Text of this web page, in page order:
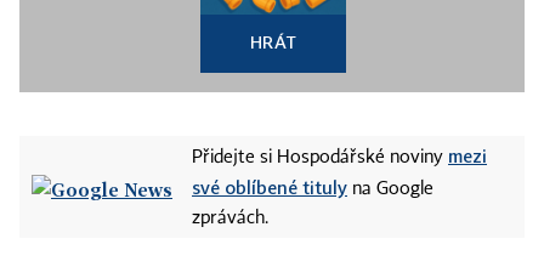
HRÁT
Přidejte si Hospodářské noviny mezi
své oblíbené tituly na Google
zprávách.